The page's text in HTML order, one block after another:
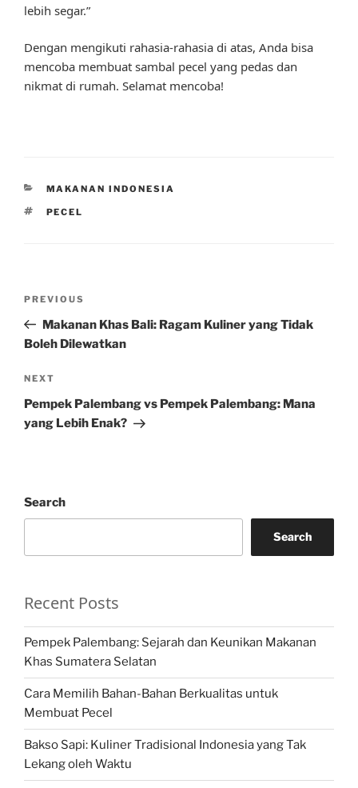
lebih segar.”
Dengan mengikuti rahasia-rahasia di atas, Anda bisa
mencoba membuat sambal pecel yang pedas dan
nikmat di rumah. Selamat mencoba!
CATEGORIES
MAKANAN INDONESIA
TAGS
PECEL
Previous
Post
PREVIOUS
Makanan Khas Bali: Ragam Kuliner yang Tidak
Boleh Dilewatkan
Next
Post
NEXT
Pempek Palembang vs Pempek Palembang: Mana
yang Lebih Enak?
Search
Search
Recent Posts
Pempek Palembang: Sejarah dan Keunikan Makanan
Khas Sumatera Selatan
Cara Memilih Bahan-Bahan Berkualitas untuk
Membuat Pecel
Bakso Sapi: Kuliner Tradisional Indonesia yang Tak
Lekang oleh Waktu